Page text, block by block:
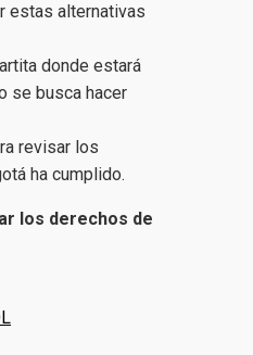
estas alternativas
donde estará
se busca hacer
revisar los
ha cumplido.
los derechos de